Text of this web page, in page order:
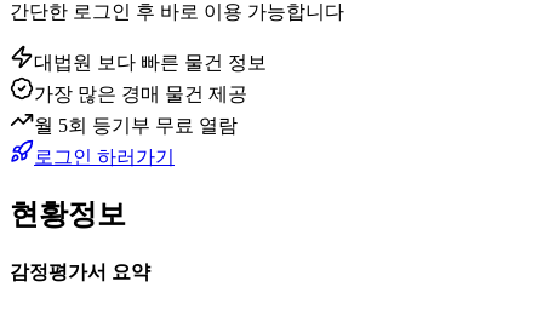
간단한 로그인 후 바로 이용 가능합니다
대법원 보다 빠른 물건 정보
가장 많은 경매 물건 제공
월 5회 등기부 무료 열람
로그인 하러가기
현황정보
감정평가서 요약